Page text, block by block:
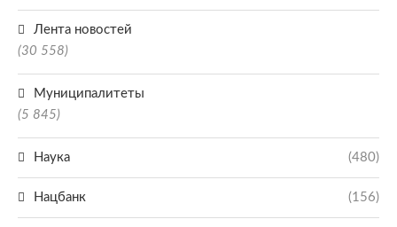
Лента новостей
(30 558)
Муниципалитеты
(5 845)
Наука (480)
Нацбанк (156)